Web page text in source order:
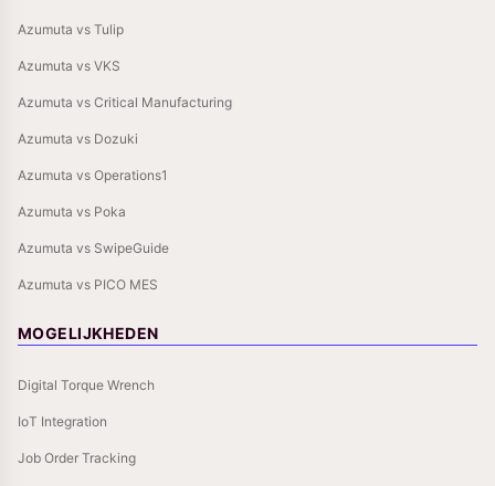
Azumuta vs Tulip
Azumuta vs VKS
Azumuta vs Critical Manufacturing
Azumuta vs Dozuki
Azumuta vs Operations1
Azumuta vs Poka
Azumuta vs SwipeGuide
Azumuta vs PICO MES
MOGELIJKHEDEN
Digital Torque Wrench
IoT Integration
Job Order Tracking